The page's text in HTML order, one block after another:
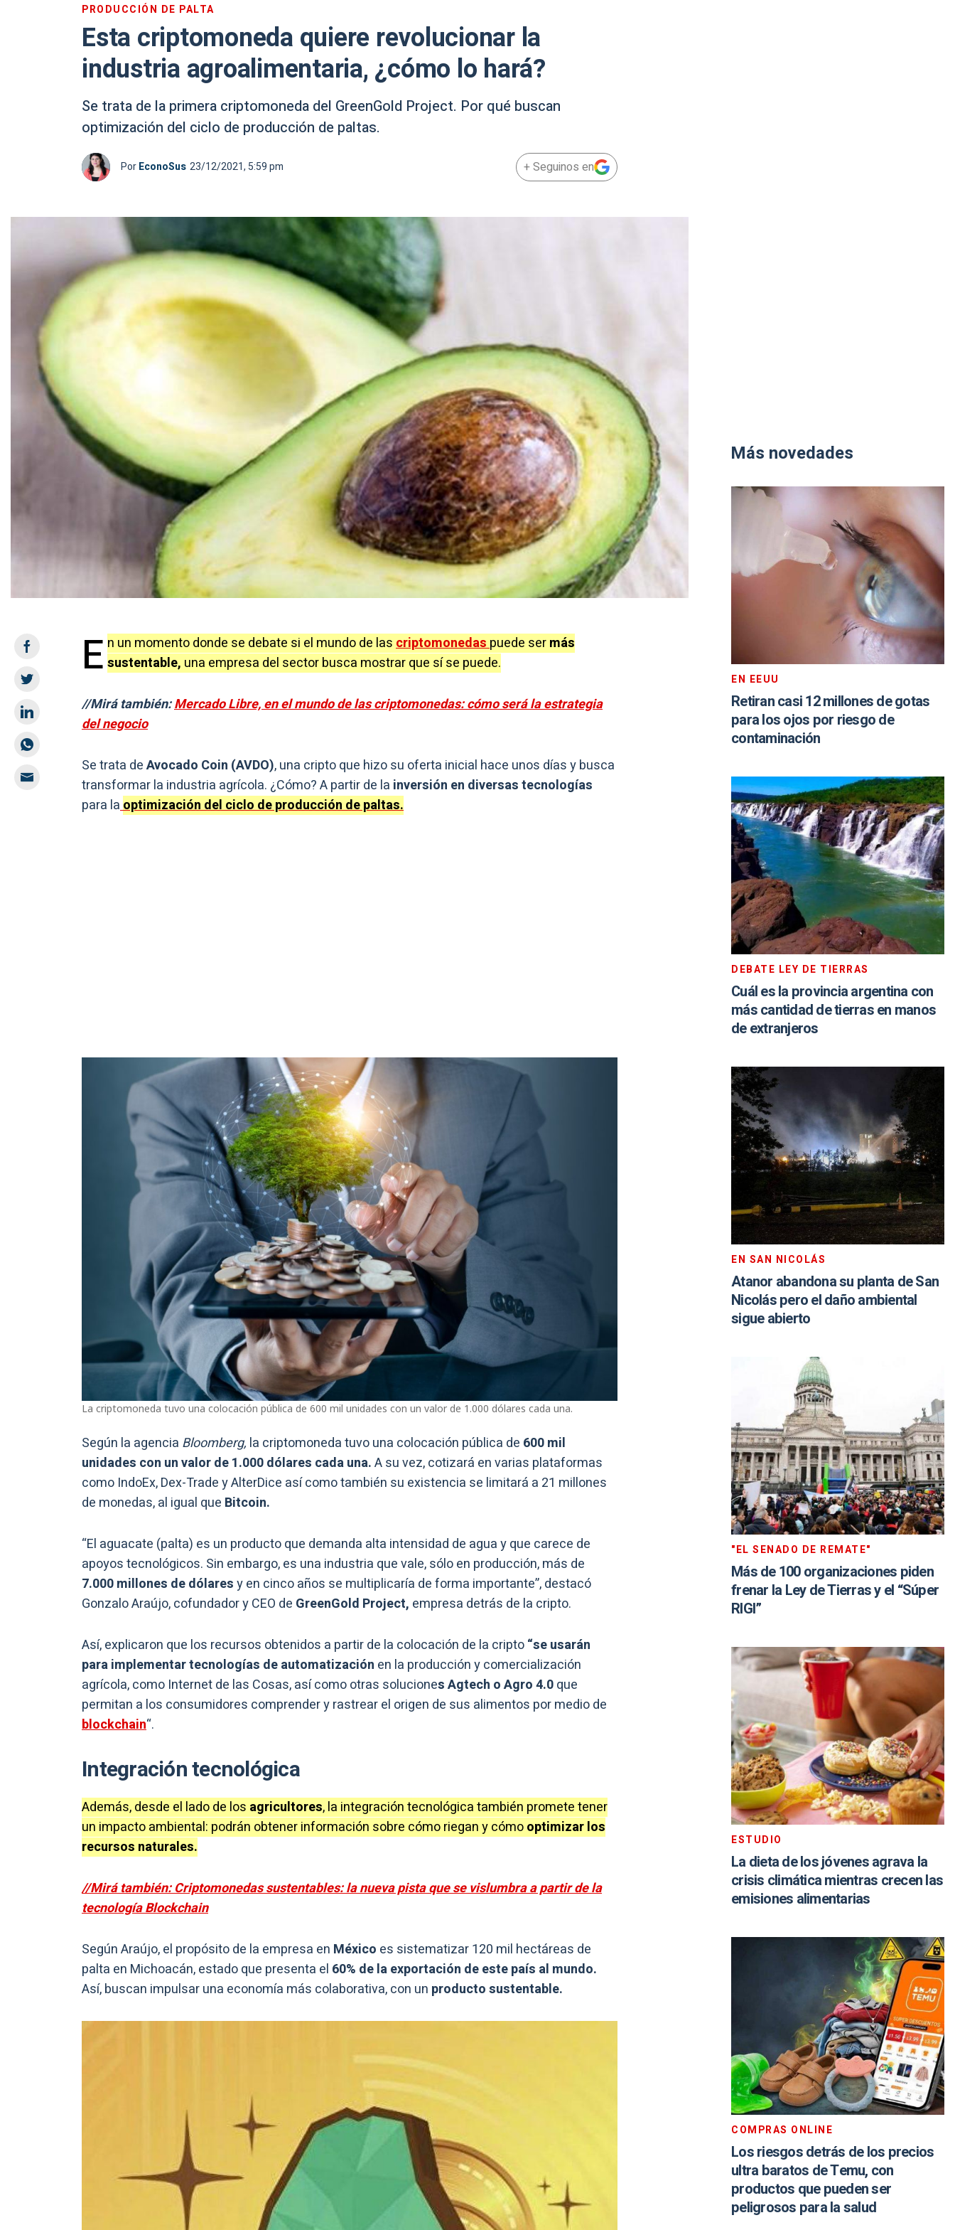
PRODUCCIÓN DE PALTA
Esta criptomoneda quiere revolucionar la
industria agroalimentaria, ¿cómo lo hará?
Se trata de la primera criptomoneda del GreenGold Project. Por qué buscan
optimización del ciclo de producción de paltas.
PorEconoSus 23/12/2021, 5:59 pm + Seguinos en
E n un momento donde se debate si el mundo de lascriptomonedaspuede sermás
sustentable, una empresa del sector busca mostrar que sí se puede.
//Mirá también:Mercado Libre, en el mundo de las criptomonedas: cómo será la estrategia
del negocio
Se trata deAvocado Coin (AVDO), una cripto que hizo su oferta inicial hace unos días y busca
transformar la industria agrícola. ¿Cómo? A partir de la inversión en diversas tecnologías
para laoptimización del ciclo de producción de paltas.
La criptomoneda tuvo una colocación pública de 600 mil unidades con un valor de 1.000 dólares cada una.
Según la agencia Bloomberg, la criptomoneda tuvo una colocación pública de 600 mil
unidades con un valor de 1.000 dólares cada una.A su vez, cotizará en varias plataformas
como IndoEx, Dex-Trade y AlterDice así como también su existencia se limitará a 21 millones
de monedas, al igual que Bitcoin.
“El aguacate (palta) es un producto que demanda alta intensidad de agua y que carece de
apoyos tecnológicos. Sin embargo, es una industria que vale, sólo en producción, más de
7.000 millones de dólaresy en cinco años se multiplicaría de forma importante”, destacó
Gonzalo Araújo, cofundador y CEO de GreenGold Project, empresa detrás de la cripto.
Así, explicaron que los recursos obtenidos a partir de la colocación de la cripto“se usarán
para implementar tecnologías de automatización en la producción y comercialización
agrícola, como Internet de las Cosas, así como otras soluciones Agtech o Agro 4.0que
permitan a los consumidores comprender y rastrear el origen de sus alimentos por medio de
blockchain“.
Integración tecnológica
Además, desde el lado de los agricultores, la integración tecnológica también promete tener
un impacto ambiental: podrán obtener información sobre cómo riegan y cómooptimizar los
recursos naturales.
//Mirá también: Criptomonedas sustentables: la nueva pista que se vislumbra a partir de la
tecnología Blockchain
Según Araújo, el propósito de la empresa en México es sistematizar 120 mil hectáreas de
palta en Michoacán, estado que presenta el 60% de la exportación de este país al mundo.
Así, buscan impulsar una economía más colaborativa, con un producto sustentable.
Más novedades
EN EEUU
Retiran casi 12 millones de gotas
para los ojos por riesgo de
contaminación
DEBATE LEY DE TIERRAS
Cuál es la provincia argentina con
más cantidad de tierras en manos
de extranjeros
EN SAN NICOLÁS
Atanor abandona su planta de San
Nicolás pero el daño ambiental
sigue abierto
"EL SENADO DE REMATE"
Más de 100 organizaciones piden
frenar la Ley de Tierras y el “Súper
RIGI”
ESTUDIO
La dieta de los jóvenes agrava la
crisis climática mientras crecen las
emisiones alimentarias
COMPRAS ONLINE
Los riesgos detrás de los precios
ultra baratos de Temu, con
productos que pueden ser
peligrosos para la salud